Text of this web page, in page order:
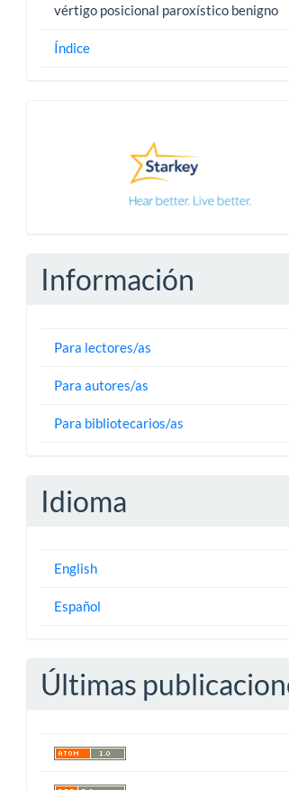
vértigo posicional paroxístico benigno
Índice
Información
Para lectores/as
Para autores/as
Para bibliotecarios/as
Idioma
English
Español
Últimas